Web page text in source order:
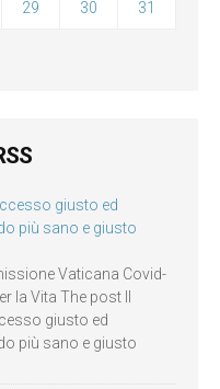
29 30 31
giusto ed
più sano e giusto
Vaticana Covid-
la Vita The post Il
giusto ed
più sano e giusto